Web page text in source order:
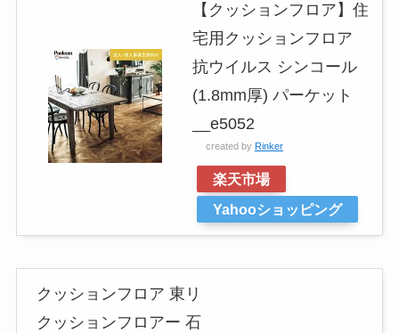
【クッションフロア】住
宅用クッションフロア
抗ウイルス シンコール
(1.8mm厚) パーケット
__e5052
created by Rinker
楽天市場
Yahooショッピング
クッションフロア 東リ
クッションフロアー 石